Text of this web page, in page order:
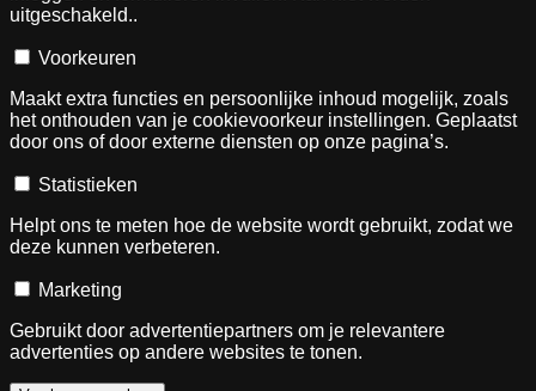
uitgeschakeld..
Voorkeuren
Maakt extra functies en persoonlijke inhoud mogelijk, zoals
het onthouden van je cookievoorkeur instellingen. Geplaatst
door ons of door externe diensten op onze pagina’s.
Statistieken
Helpt ons te meten hoe de website wordt gebruikt, zodat we
deze kunnen verbeteren.
Marketing
Gebruikt door advertentiepartners om je relevantere
advertenties op andere websites te tonen.